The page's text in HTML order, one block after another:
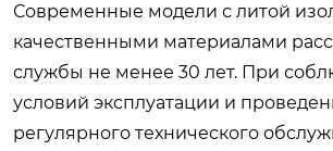
Современные модели с литой
качественными материалами
службы не менее 30 лет. При
условий эксплуатации и
регулярного технического